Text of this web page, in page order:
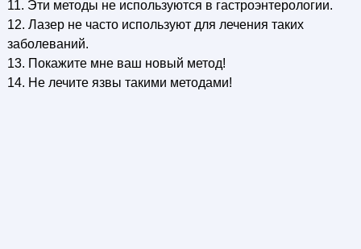
11. Эти методы не используются в гастроэнтерологии.
12. Лазер не часто используют для лечения таких
заболеваний.
13. Покажите мне ваш новый метод!
14. Не лечите язвы такими методами!